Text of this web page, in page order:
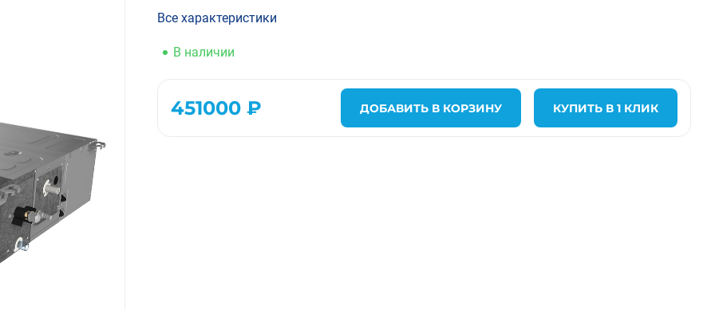
Прецизионные кондиционеры
Аксессуары для кондиционеров
Все характеристики
В наличии
451000 ₽ ДОБАВИТЬ В КОРЗИНУ КУПИТЬ В 1 КЛИК